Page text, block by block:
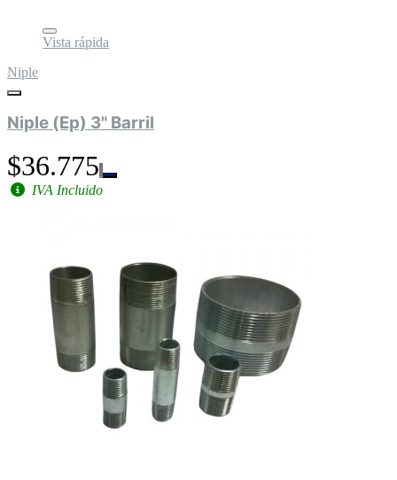
Vista rápida
Niple
Niple (Ep) 3" Barril
$36.775
IVA Incluido